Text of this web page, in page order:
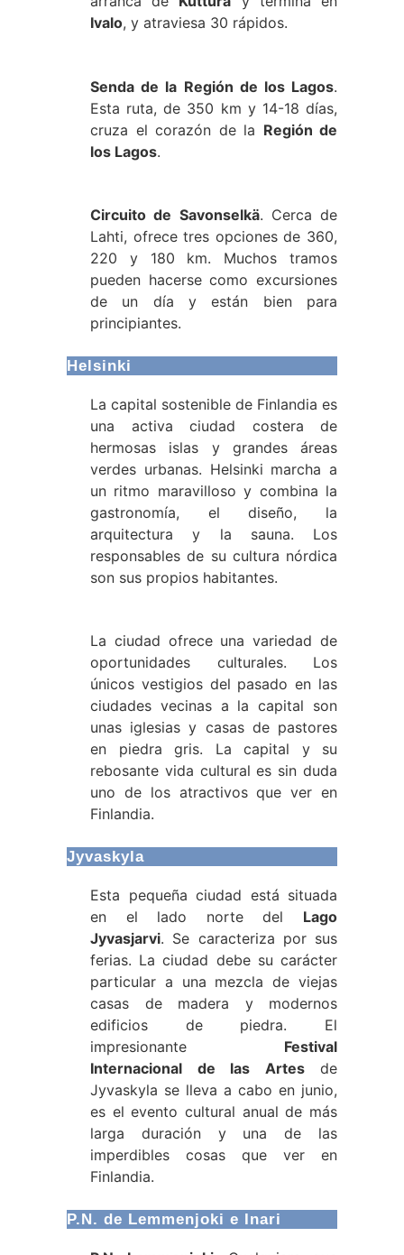
Ivalo, y atraviesa 30 rápidos.
Senda de la Región de los Lagos.
Esta ruta, de 350 km y 14-18 días,
cruza el corazón de la Región de
los Lagos.
Circuito de Savonselkä. Cerca de
Lahti, ofrece tres opciones de 360,
220 y 180 km. Muchos tramos
pueden hacerse como excursiones
de un día y están bien para
principiantes.
Helsinki
La capital sostenible de Finlandia es
una activa ciudad costera de
hermosas islas y grandes áreas
verdes urbanas. Helsinki marcha a
un ritmo maravilloso y combina la
gastronomía, el diseño, la
arquitectura y la sauna. Los
responsables de su cultura nórdica
son sus propios habitantes.
La ciudad ofrece una variedad de
oportunidades culturales. Los
únicos vestigios del pasado en las
ciudades vecinas a la capital son
unas iglesias y casas de pastores
en piedra gris. La capital y su
rebosante vida cultural es sin duda
uno de los atractivos que ver en
Finlandia.
Jyvaskyla
Esta pequeña ciudad está situada
en el lado norte del Lago
Jyvasjarvi. Se caracteriza por sus
ferias. La ciudad debe su carácter
particular a una mezcla de viejas
casas de madera y modernos
edificios de piedra. El
impresionante Festival
Internacional de las Artesde
Jyvaskyla se lleva a cabo en junio,
es el evento cultural anual de más
larga duración y una de las
imperdibles cosas que ver en
Finlandia.
P.N. de Lemmenjoki e Inari